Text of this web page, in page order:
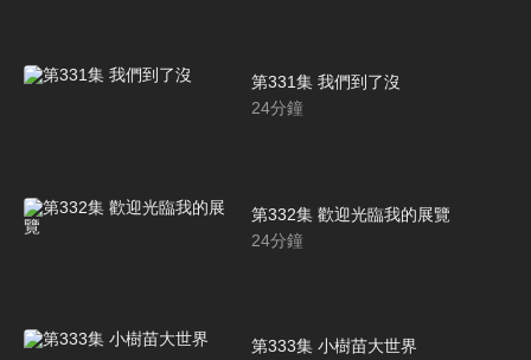
第331集 我們到了沒
24分鐘
第332集 歡迎光臨我的展覽
24分鐘
第333集 小樹苗大世界